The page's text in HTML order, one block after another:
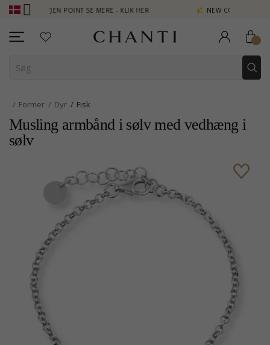
POINT SE MERE - KLIK HER NEW COLLECTION | AURA
Former Dyr Fisk
Musling armbånd i sølv med vedhæng i
sølv